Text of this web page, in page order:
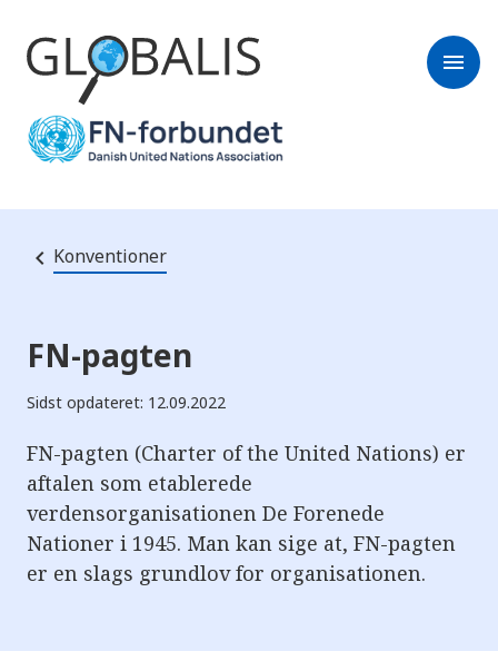
menu
Konventioner
FN-pagten
Sidst opdateret: 12.09.2022
FN-pagten (Charter of the United Nations) er
aftalen som etablerede
verdensorganisationen De Forenede
Nationer i 1945. Man kan sige at, FN-pagten
er en slags grundlov for organisationen.